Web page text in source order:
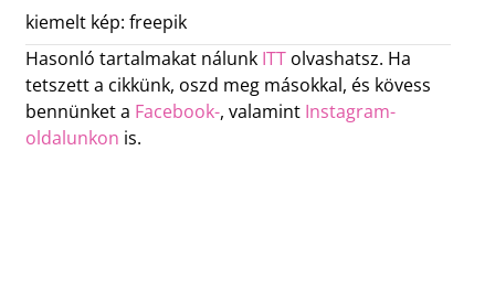
kiemelt kép: freepik
Hasonló tartalmakat nálunk ITTolvashatsz. Ha
tetszett a cikkünk, oszd meg másokkal, és kövess
bennünket a Facebook-, valamint Instagram-
oldalunkon is.